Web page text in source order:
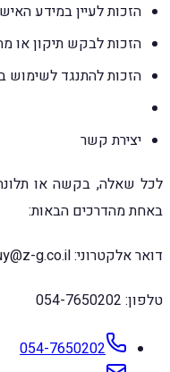
הזכות לעיין במידע
הזכות לבקש תיקון או
הזכות להתנגד לשימוש
יצירת קשר
לכל שאלה, בקשה או תלונה
באחת מהדרכים הבאות:
דואר אלקטרוני: guy@z-g.co.il
טלפון: 054-7650202
054-7650202